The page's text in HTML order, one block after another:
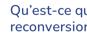
Qu’est-ce